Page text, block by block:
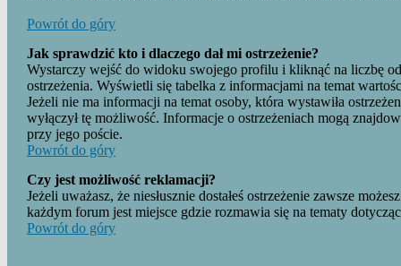
Powrót do góry
Jak sprawdzić kto i dlaczego dał mi ostrzeżenie?
Wystarczy wejść do widoku swojego profilu i kliknąć na liczbę
ostrzeżenia. Wyświetli się tabelka z informacjami na temat
Jeżeli nie ma informacji na temat osoby, która wystawiła
wyłączył tę możliwość. Informacje o ostrzeżeniach mogą
przy jego poście.
Powrót do góry
Czy jest możliwość reklamacji?
Jeżeli uważasz, że niesłusznie dostałeś ostrzeżenie zawsze
każdym forum jest miejsce gdzie rozmawia się na tematy
Powrót do góry